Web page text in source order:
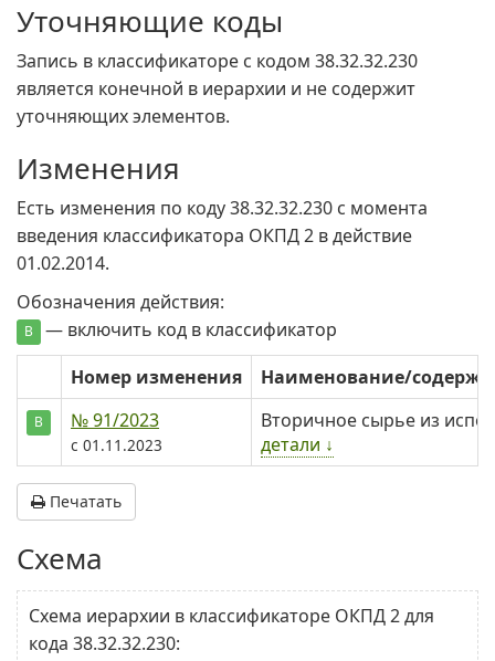
Уточняющие коды
Запись в классификаторе с кодом 38.32.32.230
является конечной в иерархии и не содержит
уточняющих элементов.
Изменения
Есть изменения по коду 38.32.32.230 c момента
введения классификатора ОКПД 2 в действие
01.02.2014.
Обозначения действия:
В
— включить код в классификатор
Номер изменения
Наименование/
В № 91/2023
с 01.11.2023
Вторичное сырье из
детали ↓
Печатать
Схема
Схема иерархии в классификаторе ОКПД 2 для
кода 38.32.32.230: